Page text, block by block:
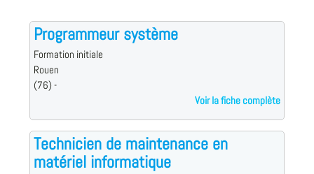
Programmeur système
Formation initiale
Rouen
(76) -
Voir la fiche complète
Technicien de maintenance en
matériel informatique